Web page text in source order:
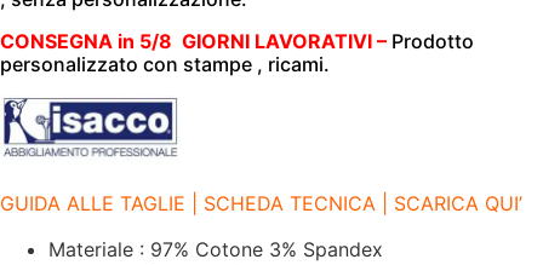
gr/m2
|
ISACCO
|
BLACK
JEANS
025461T
CONSEGNA in 5/8 GIORNI LAVORATIVI – Prodotto
personalizzato con stampe , ricami.
GUIDA ALLE TAGLIE | SCHEDA TECNICA | SCARICA QUI’
Materiale : 97% Cotone 3% Spandex